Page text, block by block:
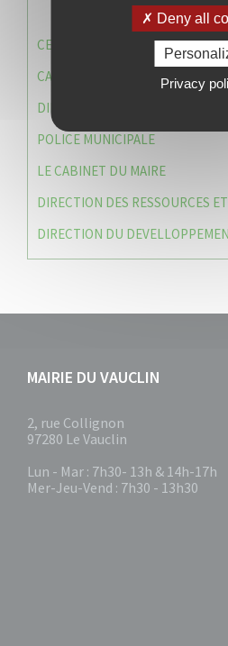
CENTRE COMMUNAL D’ACTION
CAISSE DES ÉCOLES
DIRECTION DES SERVICES
POLICE MUNICIPALE
LE CABINET DU MAIRE
DIRECTION DES RESSOURCES
DIRECTION DU
MAIRIE DU VAUCLIN
2, rue Collignon
97280 Le Vauclin
Lun - Mar : 7h30- 13h & 14h-17h
Mer-Jeu-Vend : 7h30 - 13h30
Deny all
Privacy